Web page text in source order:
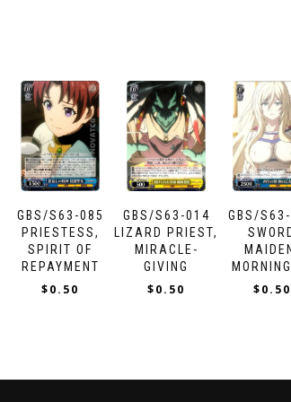
GBS/S63-085
PRIESTESS,
SPIRIT OF
REPAYMENT
$0.50
GBS/S63-014
LIZARD PRIEST,
MIRACLE-
GIVING
$0.50
GBS/
$0.50